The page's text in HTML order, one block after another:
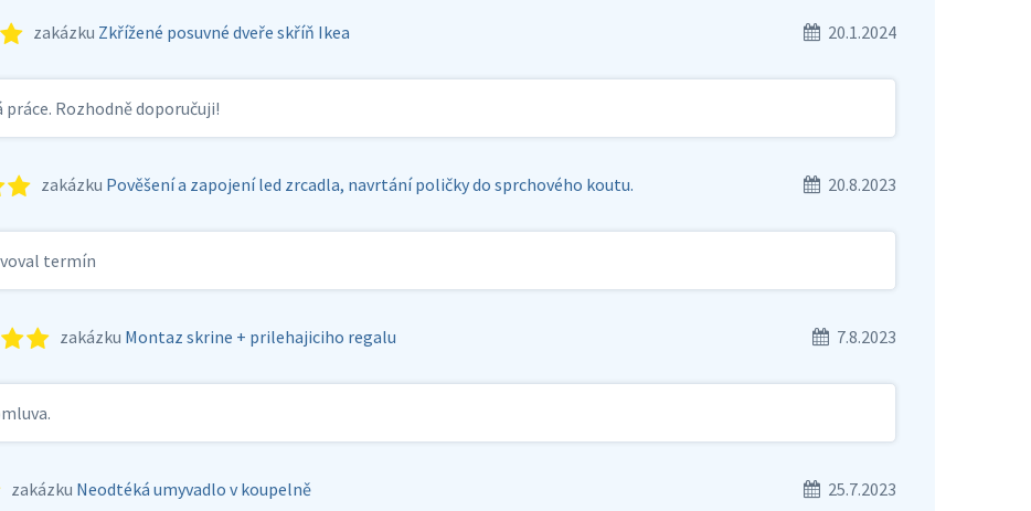
zakázku Zkřížené posuvné dveře skříň Ikea 20.1.2024
Rozhodně doporučuji!
zakázku Pověšení a zapojení led zrcadla, navrtání poličky do sprchového koutu. 20.8.2023
termín
zakázku Montaz skrine + prilehajiciho regalu 7.8.2023
zakázku Neodtéká umyvadlo v koupelně 25.7.2023